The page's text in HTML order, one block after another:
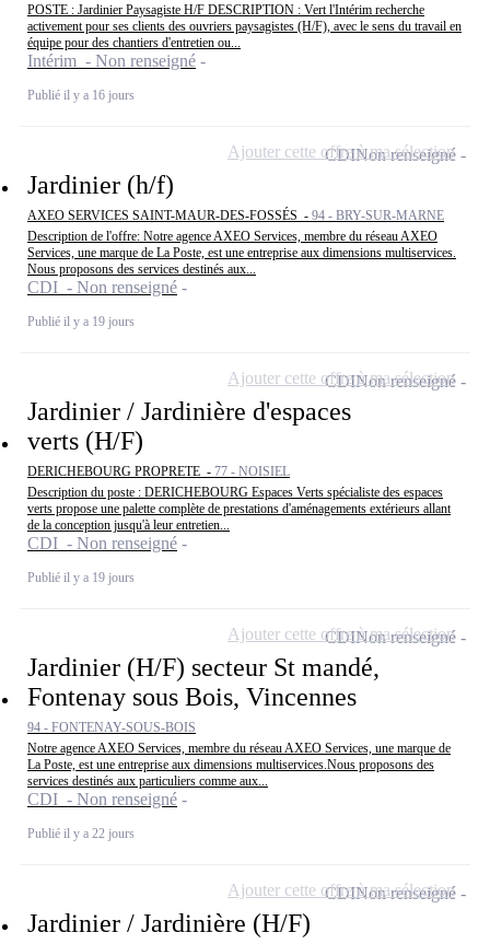
POSTE : Jardinier Paysagiste H/F DESCRIPTION : Vert l'Intérim recherche
activement pour ses clients des ouvriers paysagistes (H/F), avec le sens du travail en
équipe pour des chantiers d'entretien ou...
Intérim - Non renseigné
Publié il y a 16 jours
Jardinier (h/f)
AXEO SERVICES SAINT-MAUR-DES-FOSSÉS - 94 - BRY-SUR-MARNE
Description de l'offre: Notre agence AXEO Services, membre du réseau AXEO
Services, une marque de La Poste, est une entreprise aux dimensions multiservices.
Nous proposons des services destinés aux...
CDI - Non renseigné
Publié il y a 19 jours
CDINon renseigné
Ajouter cette offre à ma sélection
Jardinier / Jardinière d'espaces
verts (H/F)
DERICHEBOURG PROPRETE - 77 - NOISIEL
Description du poste : DERICHEBOURG Espaces Verts spécialiste des espaces
verts propose une palette complète de prestations d'aménagements extérieurs allant
de la conception jusqu'à leur entretien...
CDI - Non renseigné
Publié il y a 19 jours
CDINon renseigné
Ajouter cette offre à ma sélection
Jardinier (H/F) secteur St mandé,
Fontenay sous Bois, Vincennes
94 - FONTENAY-SOUS-BOIS
Notre agence AXEO Services, membre du réseau AXEO Services, une marque de
La Poste, est une entreprise aux dimensions multiservices.Nous proposons des
services destinés aux particuliers comme aux...
CDI - Non renseigné
Publié il y a 22 jours
CDINon renseigné
Ajouter cette offre à ma sélection
Jardinier / Jardinière (H/F)
CDINon renseigné
Ajouter cette offre à ma sélection